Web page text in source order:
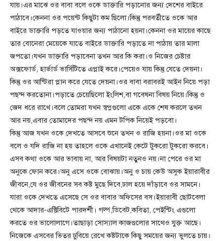
যায়।এর মাঝে ওর বাবা বলে ওকে ডাক্তারি পড়ানোর জন্য দেশের বাইরে
পাঠাবে।কেননা ওর পয়েন্ট কিছুটা কম ছিলো।কিন্তু পরবর্তীতে ওকে আর
বাইরে ডাক্তারি পড়তে যাওয়ার জন্য পাঠানো হয়না।কেননা ওর মায়ের কাছে
তার বোনেরা মেয়েকে যাতে বাইরে ডাক্তারি পড়াতে না পাঠায় তার মালা
জপতো।যখন ডাক্তারি পড়াবেনা তখন আর কি করা।ও নিজের চেষ্টার
অক্সফোর্ড, হার্ভার্ড ভার্সিটিতে এপ্লাই করে।পেয়েও যায় কিন্তু যেতে দেয়না।
কিন্তু ওর আন্টিরা প্লান করে যেতে দেয়না।ওর বাবা বরাবরই আইন নিয়ে পড়া
পছন্দ করতোনা।পড়াতে চেয়েছিলো ইংলিশ,বা গবেষনা বিষয় নিয়ে।কিন্তু ও
জেদ ধরে রাখে।বলে তোমরা যখন স্বপ্নগুলো একে একে শেষ করলে তখন
আর নয়,এবার তোমাদের পছন্দ নয় এমন টপিক নিয়েই পড়বো।
কিন্তু আজ যখন ওকে দেখতে আসবে শুনে তখন ও রাজি হয়না।ওর মা ওকে
বলে ও যদি রাজি না হয় তাহলে ওকে এখানেই কেটে টুকরো টুকরো করবে।
এসব কথা ওকে আর ভাবায় না, আর বিষয়টা নতুনও নয়।না পেরে ওর মা
অনুকে ফোন করে।অনু এসে ওকে বোঝায়।অনু ও চায় কেউ অসুক ইয়ারাবীর
জীবনে,যে ওর জীবনের সব কষ্ট মুছে দিবে,ঢাল হয়ে দাঁড়াবে ওর সামনে।
যারা ওকে দেখতে এসেছে সে ওর বাবার অফিসের বস।ইয়ারাবী ছোটবেলা
থেকে আদার-এক্টিবিটে পারদর্শী। গল্প,ডিবেট,কবিতা, পেইন্টিং এগুলো
করতে ওর ভালোলাগে।তাছাড়া সোস্যাল কাজগুলোর সাথেও যুক্ত আছে।
নিজেকে এসবের ভিতর ঢুবিয়ে রেখে কষ্টটাকে কিছু সময়ের জন্য ভুলতে চায়।